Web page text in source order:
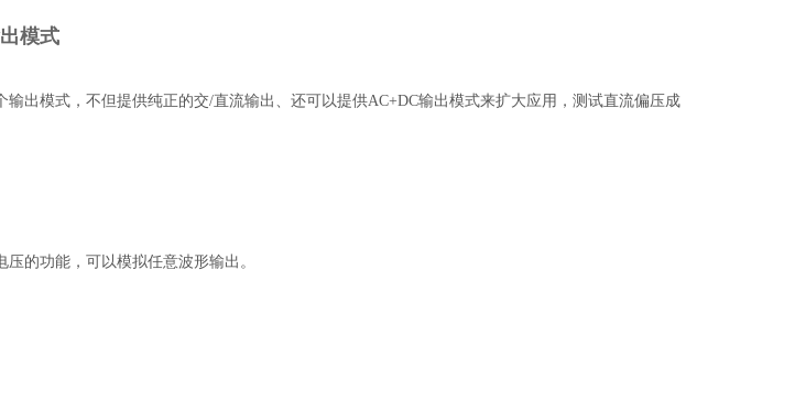
模式
输出模式，不但提供纯正的交/直流输出、还可以提供AC+DC输出模式来扩大应用，测试直流偏压成
的功能，可以模拟任意波形输出。